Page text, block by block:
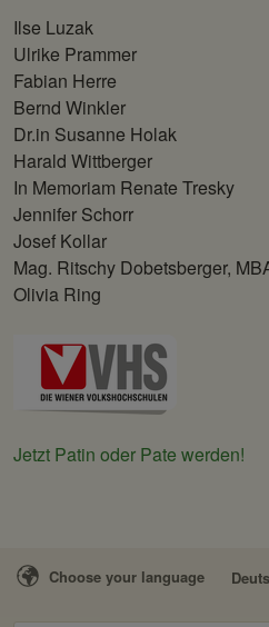
Ilse Luzak
Ulrike Prammer
Fabian Herre
Bernd Winkler
Dr.in Susanne Holak
Harald Wittberger
In Memoriam Renate Tresky
Jennifer Schorr
Josef Kollar
Mag. Ritschy Dobetsberger,
Olivia Ring
Jetzt Patin oder Pate werden!
Choose your language